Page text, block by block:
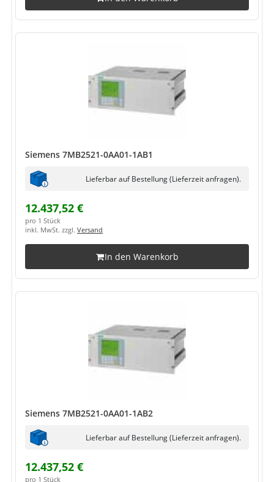
Siemens 7MB2521-0AA01-1AB1
Lieferbar auf Bestellung (Lieferzeit anfragen).
12.437,52 €
pro 1 Stück
inkl. MwSt. zzgl. Versand
In den Warenkorb
Siemens 7MB2521-0AA01-1AB2
Lieferbar auf Bestellung (Lieferzeit anfragen).
12.437,52 €
pro 1 Stück